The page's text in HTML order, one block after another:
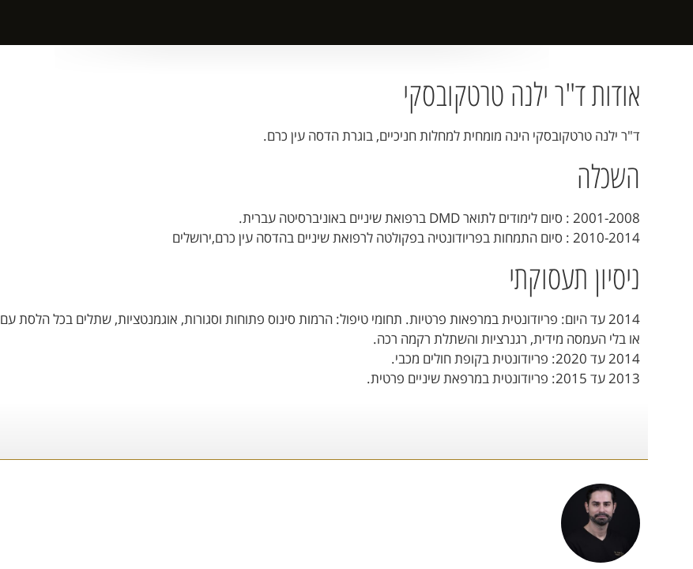
אודות ד"ר ילנה טרטקובסקי
ד"ר ילנה טרטקובסקי הינה מומחית למחלות חניכיים, בוגרת הדסה עין כרם.
השכלה
2001-2008 : סיום לימודים לתואר DMD ברפואת שיניים באוניברסיטה עברית.
2010-2014 : סיום התמחות בפריודונטיה בפקולטה לרפואת שיניים בהדסה עין כרם,ירושלים
ניסיון תעסוקתי
2014 עד היום: פריודונטית במרפאות פרטיות. תחומי טיפול: הרמות סינוס פתוחות וסגורות, אוגמנטציות, שתלים בכל הלסת עם
או בלי העמסה מידית, רגנרציות והשתלת רקמה רכה.
2014 עד 2020: פריודונטית בקופת חולים מכבי.
2013 עד 2015: פריודונטית במרפאת שיניים פרטית.